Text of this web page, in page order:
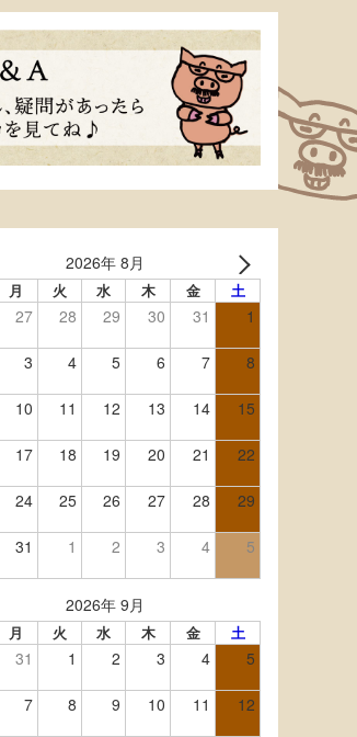
2026年 8月
月 火 水 木 金 土
27 28 29 30 31 1
3 4 5 6 7 8
10 11 12 13 14 15
17 18 19 20 21 22
24 25 26 27 28 29
31 1 2 3 4 5
2026年 9月
月 火 水 木 金 土
31 1 2 3 4 5
7 8 9 10 11 12